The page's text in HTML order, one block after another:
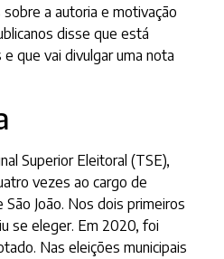
a autoria e motivação
disse que está
que vai divulgar uma nota
Superior Eleitoral (TSE),
vezes ao cargo de
João. Nos dois primeiros
se eleger. Em 2020, foi
Nas eleições municipais